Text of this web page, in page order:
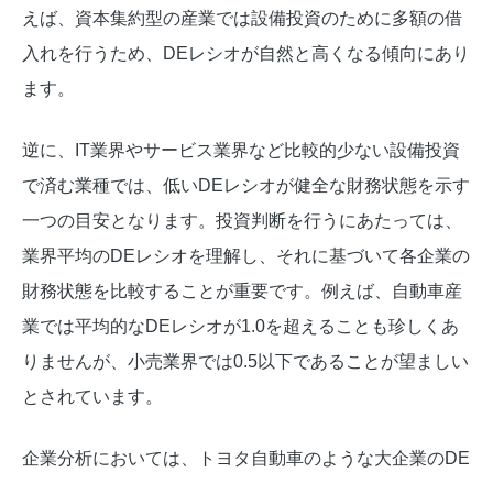
えば、資本集約型の産業では設備投資のために多額の借
入れを行うため、DEレシオが自然と高くなる傾向にあり
ます。
逆に、IT業界やサービス業界など比較的少ない設備投資
で済む業種では、低いDEレシオが健全な財務状態を示す
一つの目安となります。投資判断を行うにあたっては、
業界平均のDEレシオを理解し、それに基づいて各企業の
財務状態を比較することが重要です。例えば、自動車産
業では平均的なDEレシオが1.0を超えることも珍しくあ
りませんが、小売業界では0.5以下であることが望ましい
とされています。
企業分析においては、トヨタ自動車のような大企業のDE